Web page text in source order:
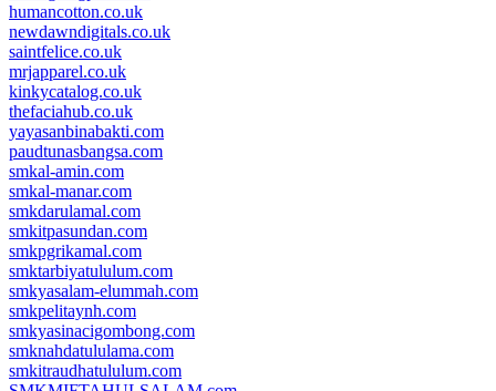
humancotton.co.uk
newdawndigitals.co.uk
saintfelice.co.uk
mrjapparel.co.uk
kinkycatalog.co.uk
thefaciahub.co.uk
yayasanbinabakti.com
paudtunasbangsa.com
smkal-amin.com
smkal-manar.com
smkdarulamal.com
smkitpasundan.com
smkpgrikamal.com
smktarbiyatululum.com
smkyasalam-elummah.com
smkpelitaynh.com
smkyasinacigombong.com
smknahdatululama.com
smkitraudhatululum.com